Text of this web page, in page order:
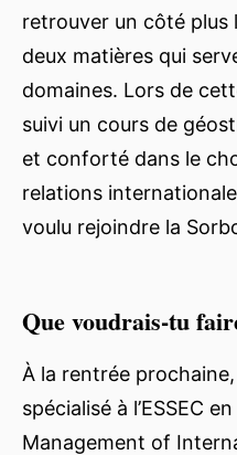
retrouver un côté plus
deux matières qui
domaines. Lors de
suivi un cours de
et conforté dans le
relations
voulu rejoindre la
Que voudrais-tu
À la rentrée
spécialisé à l’ESSEC
Management of